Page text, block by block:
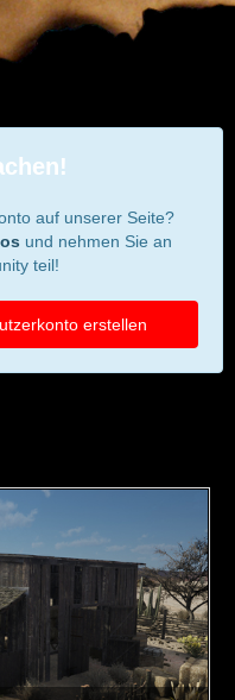
auf unserer Seite?
und nehmen Sie an
teil!
erstellen